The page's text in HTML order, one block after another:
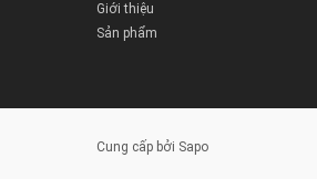
Giới thiệu
Sản phẩm
Cung cấp bởi Sapo